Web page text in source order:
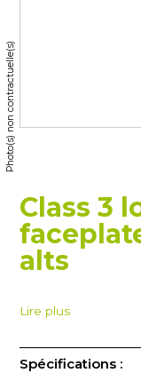
Photo(s) non contractuelle(s)
Class 3
alts
Lire plus
Spécifications :